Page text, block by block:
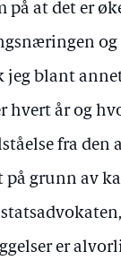
at det er
blant
hvert år og
fra den
grunn av
er